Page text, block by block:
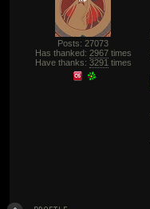
Posts: 27073
Has thanked: 2967times
Have thanks: 3291 times